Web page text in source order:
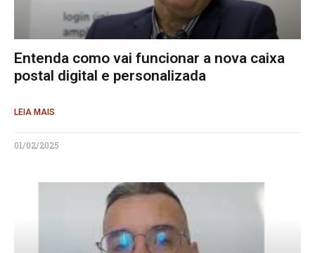
Entenda como vai funcionar a nova caixa
postal digital e personalizada
LEIA MAIS
01/02/2025